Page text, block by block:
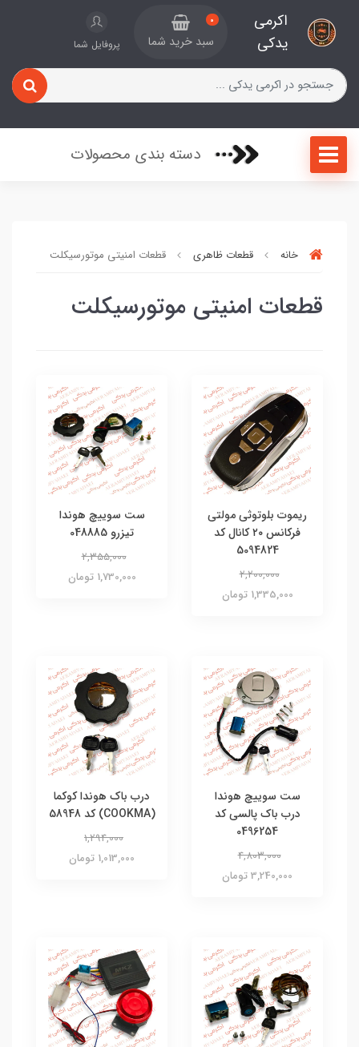
اکرمی
یدکی
0
سبد خرید شما پروفایل شما
دسته بندی محصولات
خانه قطعات ظاهری قطعات امنیتی موتورسیکلت
قطعات امنیتی موتورسیکلت
ریموت بلوتوثی مولتی
فرکانس ۲۰ کانال کد
5094824
2,200,000
1,335,000 تومان
ست سوییچ هوندا
تیزرو 048885
2,355,000
1,730,000 تومان
ست سوییچ هوندا
درب باک پالسی کد
0496254
4,803,000
3,240,000 تومان
درب باک هوندا کوکما
(COOKMA) کد 58948
1,294,000
1,013,000 تومان